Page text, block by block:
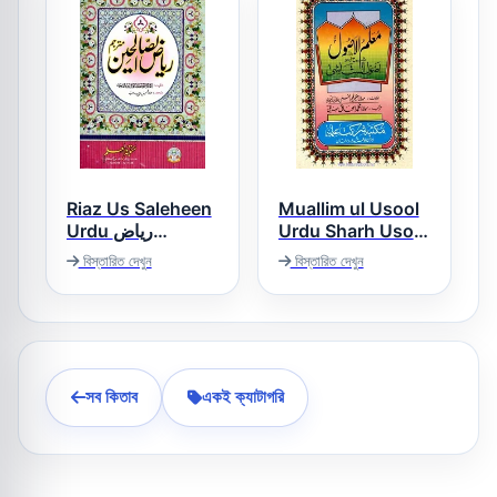
Riaz Us Saleheen
Urdu ریاض
الصالحین اردو
বিস্তারিত দেখুন
Muallim ul Usool
Urdu Sharh Usool
ush Shashi معلم
الاصول
বিস্তারিত দেখুন
সব কিতাব একই ক্যাটাগরি